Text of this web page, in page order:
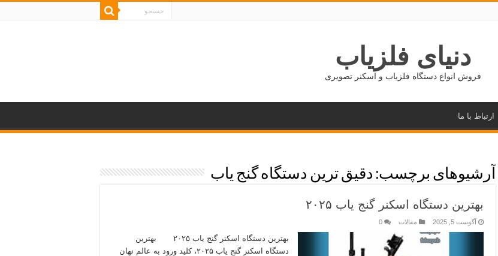
دنیای فلزیاب
فروش انواع دستگاه فلزیاب و اسکنر تصویری
ارتباط با ما
آرشیوهای برچسب: دقیق ترین دستگاه گنج یاب
بهترین دستگاه اسکنر گنج یاب ۲۰۲۵
آگوست 5, 2025 مقالات 0
بهترین دستگاه اسکنر گنج یاب ۲۰۲۵ بهترین
دستگاه اسکنر گنج یاب ۲۰۲۵، کلید ورود به عالم نهان